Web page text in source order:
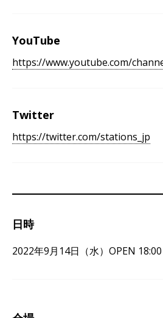
YouTube
https://www.youtube.com/
Twitter
https://twitter.com/stations_jp
日時
2022年9月14日（水）OPEN